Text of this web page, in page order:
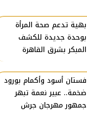
بهية تدعم صحة المرأة
بوحدة جديدة للكشف
المبكر بشرق القاهرة
فستان أسود وأكمام بورود
ضخمة.. عبير نعمة تبهر
جمهور مهرجان جرش